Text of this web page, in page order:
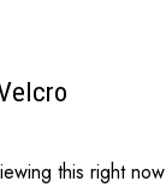
this right now